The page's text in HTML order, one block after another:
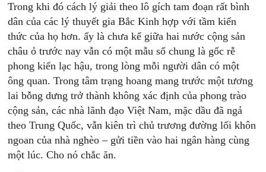
Trong khi đó cách lý giải theo lô gích tam đoạn rất bình
dân của các lý thuyết gia Bắc Kinh hợp với tầm kiến
thức của họ hơn. ấy là chưa kể giữa hai nước cộng sản
châu ỏ trước nay vẫn có một mẫu số chung là gốc rễ
phong kiến lạc hậu, trong lòng mỗi người dân có một
ông quan. Trong tâm trạng hoang mang trước một tương
lai bỗng dưng trở thành không xác định của phong trào
cộng sản, các nhà lãnh đạo Việt Nam, mặc dầu đã ngả
theo Trung Quốc, vẫn kiên trì chủ trương đường lối khôn
ngoan của nhà nghèo – gửi tiền vào hai ngân hàng cùng
một lúc. Cho nó chắc ăn.